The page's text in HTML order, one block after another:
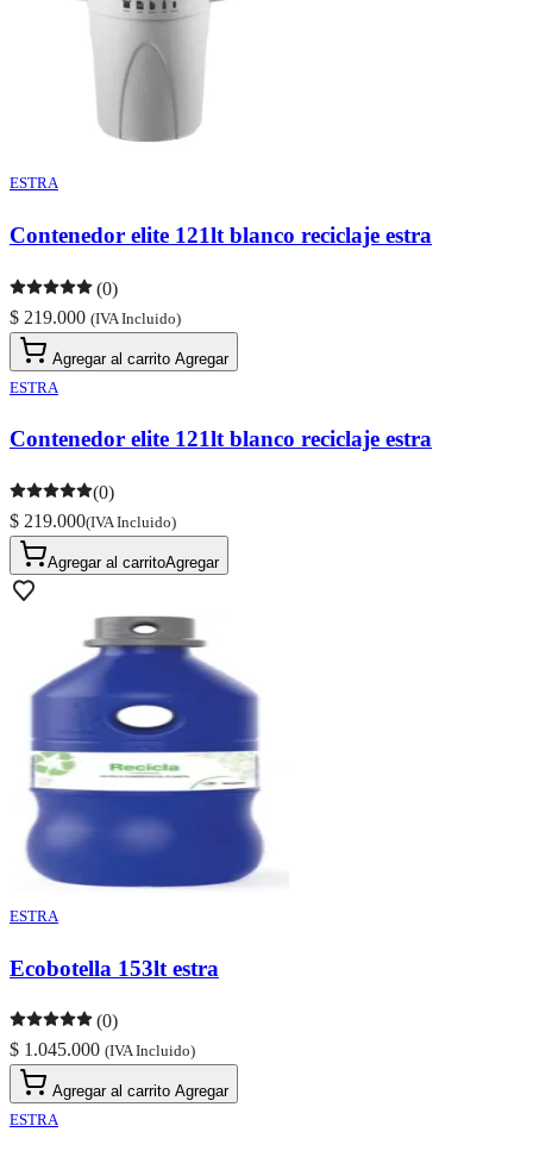
ESTRA
Contenedor elite 121lt blanco reciclaje estra
(0)
$ 219.000 (IVA Incluido)
Agregar al carrito Agregar
ESTRA
Contenedor elite 121lt blanco reciclaje estra
(0)
$ 219.000(IVA Incluido)
Agregar al carritoAgregar
ESTRA
Ecobotella 153lt estra
(0)
$ 1.045.000 (IVA Incluido)
Agregar al carrito Agregar
ESTRA